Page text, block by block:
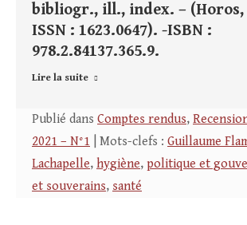
bibliogr., ill., index. – (Horos,
ISSN : 1623.0647). -ISBN :
978.2.84137.365.9.
Lire la suite
Publié dans Comptes rendus,
2021 – N°1 | Mots-clefs : Guillaume
Lachapelle, hygiène, politique et
et souverains, santé